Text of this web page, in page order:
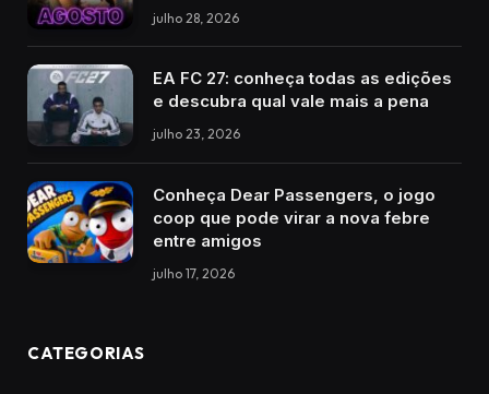
julho 28, 2026
EA FC 27: conheça todas as edições
e descubra qual vale mais a pena
julho 23, 2026
Conheça Dear Passengers, o jogo
coop que pode virar a nova febre
entre amigos
julho 17, 2026
CATEGORIAS